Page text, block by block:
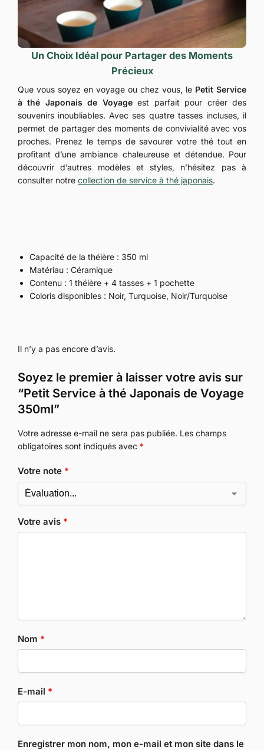
Un Choix Idéal pour Partager des Moments
Précieux
Que vous soyez en voyage ou chez vous, le Petit Service
à thé Japonais de Voyageest parfait pour créer des
souvenirs inoubliables. Avec ses quatre tasses incluses, il
permet de partager des moments de convivialité avec vos
proches. Prenez le temps de savourer votre thé tout en
profitant d’une ambiance chaleureuse et détendue. Pour
découvrir d’autres modèles et styles, n’hésitez pas à
consulter notre collection de service à thé japonais.
Capacité de la théière : 350 ml
Matériau : Céramique
Contenu : 1 théière + 4 tasses + 1 pochette
Coloris disponibles : Noir, Turquoise, Noir/Turquoise
Il n’y a pas encore d’avis.
Soyez le premier à laisser votre avis sur
“Petit Service à thé Japonais de Voyage
350ml”
Votre adresse e-mail ne sera pas publiée. Les champs
obligatoires sont indiqués avec *
Votre note *
Votre avis *
Nom *
E-mail *
Enregistrer mon nom, mon e-mail et mon site dans le